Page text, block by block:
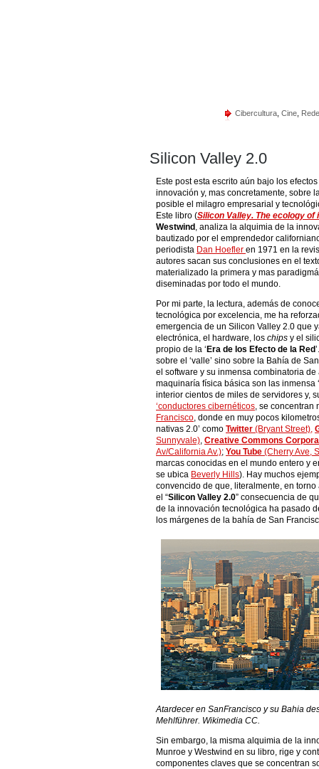
Cibercultura Cine
Silicon Valley 2.0
Este post esta escrito aún bajo los
innovación y, mas concretamente, sobre
posible el milagro empresarial y
Este libro (Silicon Valley. The ecology of
Westwind , analiza la alquimia de la
bautizado por el emprendedor
periodista Dan Hoefler en 1971 en la
autores sacan sus conclusiones en el
materializado la primera y mas
diseminadas por todo el mundo.
Por mi parte, la lectura, además de
tecnológica por excelencia, me ha
emergencia de un Silicon Valley 2.0 que
electrónica, el hardware, los chips y el
propio de la ‘ Era de los Efecto de la Red
sobre el ‘valle’ sino sobre la Bahía de
el software y su inmensa combinatoria
maquinaría física básica son las inmensa ‘
interior cientos de miles de servidores y,
‘conductores cibernéticos, se concentran
Francisco, donde en muy pocos
nativas 2.0’ como Twitter (Bryant Street),
Sunnyvale), Creative Commons
Av/California Av.); You Tube (Cherry Ave,
marcas conocidas en el mundo entero y
se ubica Beverly Hills). Hay muchos
convencido de que, literalmente, en
el “Silicon Valley 2.0” consecuencia de
de la innovación tecnológica ha pasado
los márgenes de la bahía de San
Atardecer en SanFrancisco y su Bahia
Mehlführer. Wikimedia CC.
Sin embargo, la misma alquimia de la
Munroe y Westwind en su libro, rige y
componentes claves que se concentran